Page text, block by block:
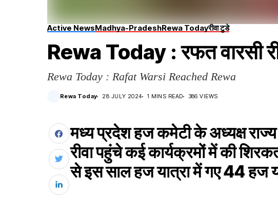
Active NewsMadhya-PradeshRewa Todayरीवा टुडे
Rewa Today : रफत वारसी
Rewa Today : Rafat Warsi Reached Rewa
Rewa Today 28 JULY 2024 1 MINS READ 386 VIEWS
मध्य प्रदेश हज कमेटी के अध्यक्ष राज्य
रीवा पहुंचे कई कार्यक्रमों में की
से इस साल हज यात्रा में गए 44 हज